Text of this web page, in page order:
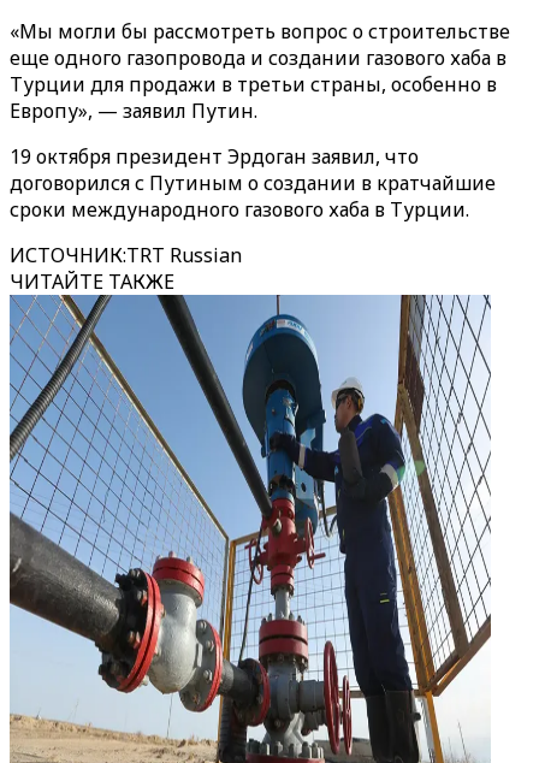
«Мы могли бы рассмотреть вопрос о строительстве
еще одного газопровода и создании газового хаба в
Турции для продажи в третьи страны, особенно в
Европу», — заявил Путин.
19 октября президент Эрдоган заявил, что
договорился с Путиным о создании в кратчайшие
сроки международного газового хаба в Турции.
ИСТОЧНИК:TRT Russian
ЧИТАЙТЕ ТАКЖЕ